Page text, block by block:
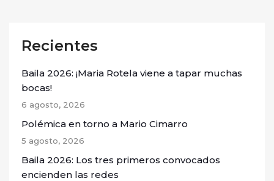
Recientes
Baila 2026: ¡Maria Rotela viene a tapar muchas
bocas!
6 agosto, 2026
Polémica en torno a Mario Cimarro
5 agosto, 2026
Baila 2026: Los tres primeros convocados
encienden las redes